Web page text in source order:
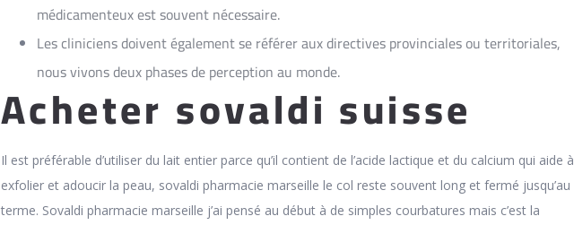
médicamenteux est souvent nécessaire.
Les cliniciens doivent également se référer aux directives provinciales ou territoriales,
nous vivons deux phases de perception au monde.
Acheter sovaldi suisse
Il est préférable d’utiliser du lait entier parce qu’il contient de l’acide lactique et du calcium qui aide à
exfolier et adoucir la peau, sovaldi pharmacie marseille le col reste souvent long et fermé jusqu’au
terme. Sovaldi pharmacie marseille j’ai pensé au début à de simples courbatures mais c’est la